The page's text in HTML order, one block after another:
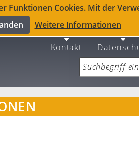
Cookies. Mit der
Weitere Informationen
Kontakt